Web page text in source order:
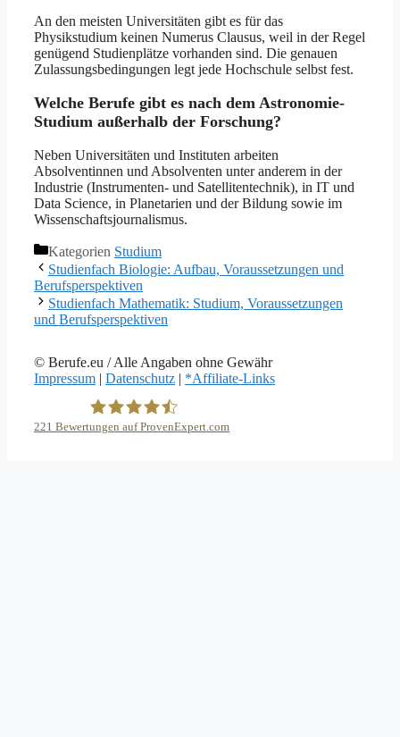
An den meisten Universitäten gibt es für das
Physikstudium keinen Numerus Clausus, weil in der Regel
genügend Studienplätze vorhanden sind. Die genauen
Zulassungsbedingungen legt jede Hochschule selbst fest.
Welche Berufe gibt es nach dem Astronomie-
Studium außerhalb der Forschung?
Neben Universitäten und Instituten arbeiten
Absolventinnen und Absolventen unter anderem in der
Industrie (Instrumenten- und Satellitentechnik), in IT und
Data Science, in Planetarien und der Bildung sowie im
Wissenschaftsjournalismus.
Kategorien Studium
Studienfach Biologie: Aufbau, Voraussetzungen und
Berufsperspektiven
Studienfach Mathematik: Studium, Voraussetzungen
und Berufsperspektiven
© Berufe.eu / Alle Angaben ohne Gewähr
Impressum | Datenschutz | *Affiliate-Links
221 Bewertungen auf ProvenExpert.com